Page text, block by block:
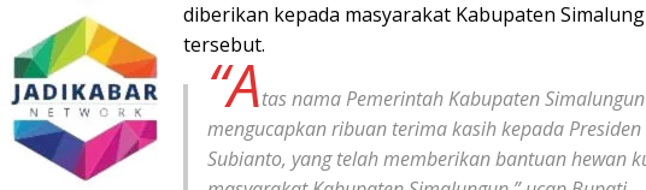
diberikan kepada masyarakat Kabupaten
tersebut.
“Atas nama Pemerintah Kabupaten
mengucapkan ribuan terima kasih kepada
Subianto, yang telah memberikan bantuan hewan